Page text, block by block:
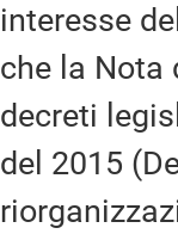
interesse
che la Nota
decreti
del 2015